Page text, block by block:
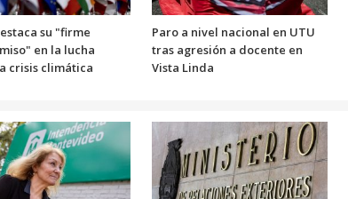
su "firme
en la lucha
crisis climática
Paro a nivel nacional en UTU
tras agresión a docente en
Vista Linda